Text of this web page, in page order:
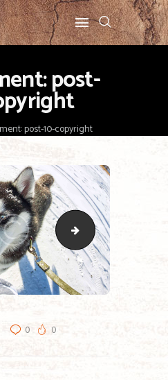
post-
post-10-copyright
post-11-copyright
0 0